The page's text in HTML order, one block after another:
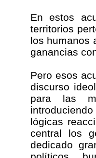
En estos
territorios
los humanos
ganancias
Pero esos
discurso
para las
lógicas
central los
dedicado